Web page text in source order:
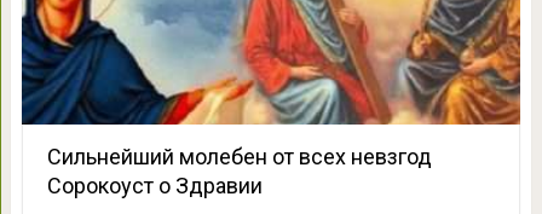
Сильнейший молебен от всех невзгод
Сорокоуст о Здравии